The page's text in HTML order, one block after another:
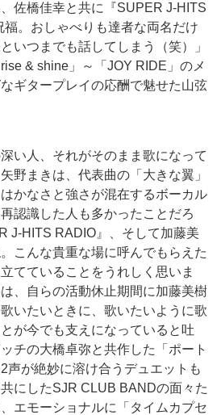
佐橋佳幸と共に『SUPER J-HITS
。おしゃべりも達者な両名だけ
いつまでも話してしまう（笑）」
& shine」～「JOY RIDE」のメ
ギタープレイの応酬で魅せた山弦
い人、それがそのまま歌になって
野まきは、代表曲の「大きな翼」
かなさと強さが混在するボーカル
認識した人も多かったことだろ
J-HITS RADIO』、そして加藤美
こんな貴重な場に呼んでもらえた
てていることをうれしく思いま
、自らの活動休止期間に加藤美樹
いたいときに、歌いたいように歌
が今でも支えになっていると吐
チの大橋卓弥と共作した「ポート
声が絶妙に溶け合うデュエットも
にしたSJR CLUB BANDの面々た
エモーショナルに「タイムカプセ